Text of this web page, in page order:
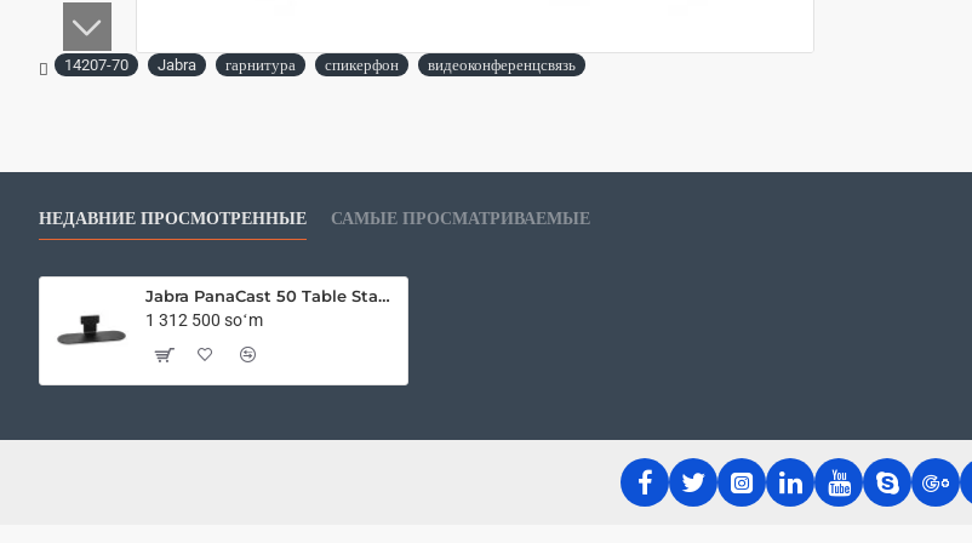
14207-70 Jabra гарнитура спикерфон видеоконференцсвязь
НЕДАВНИЕ ПРОСМОТРЕННЫЕ САМЫЕ ПРОСМАТРИВАЕМЫЕ
Jabra PanaCast 50 Table Stand Black (14207-70)
1 312 500 soʻm